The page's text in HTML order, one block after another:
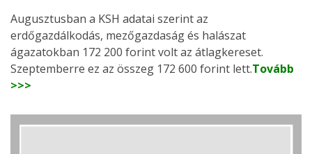
Augusztusban a KSH adatai szerint az
erdőgazdálkodás, mezőgazdaság és halászat
ágazatokban 172 200 forint volt az átlagkereset.
Szeptemberre ez az összeg 172 600 forint lett.Tovább
>>>